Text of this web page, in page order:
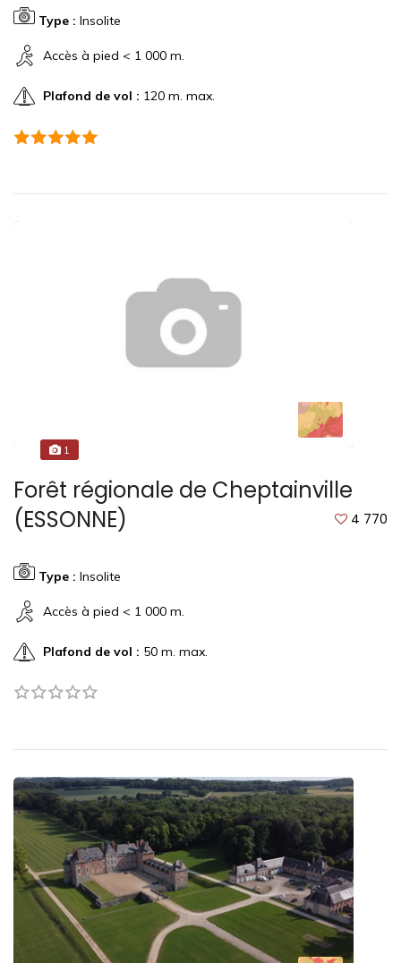
Type : Insolite
Accès à pied < 1 000 m.
Plafond de vol : 120 m. max.
1
Forêt régionale de Cheptainville
(ESSONNE)
4 770
Type : Insolite
Accès à pied < 1 000 m.
Plafond de vol : 50 m. max.